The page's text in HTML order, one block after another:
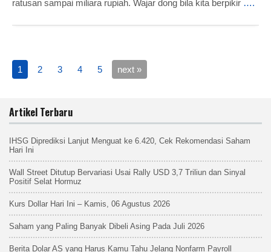
ratusan sampai miliara rupiah. Wajar dong bila kita berpikir ….
1 2 3 4 5 next »
Artikel Terbaru
IHSG Diprediksi Lanjut Menguat ke 6.420, Cek Rekomendasi Saham
Hari Ini
Wall Street Ditutup Bervariasi Usai Rally USD 3,7 Triliun dan Sinyal
Positif Selat Hormuz
Kurs Dollar Hari Ini – Kamis, 06 Agustus 2026
Saham yang Paling Banyak Dibeli Asing Pada Juli 2026
Berita Dolar AS yang Harus Kamu Tahu Jelang Nonfarm Payroll